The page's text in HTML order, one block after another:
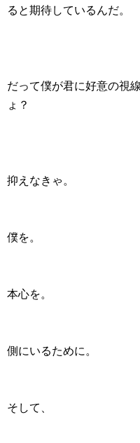
ると期待しているんだ。
だって僕が君に好意の視
ょ？
抑えなきゃ。
僕を。
本心を。
側にいるために。
そして、